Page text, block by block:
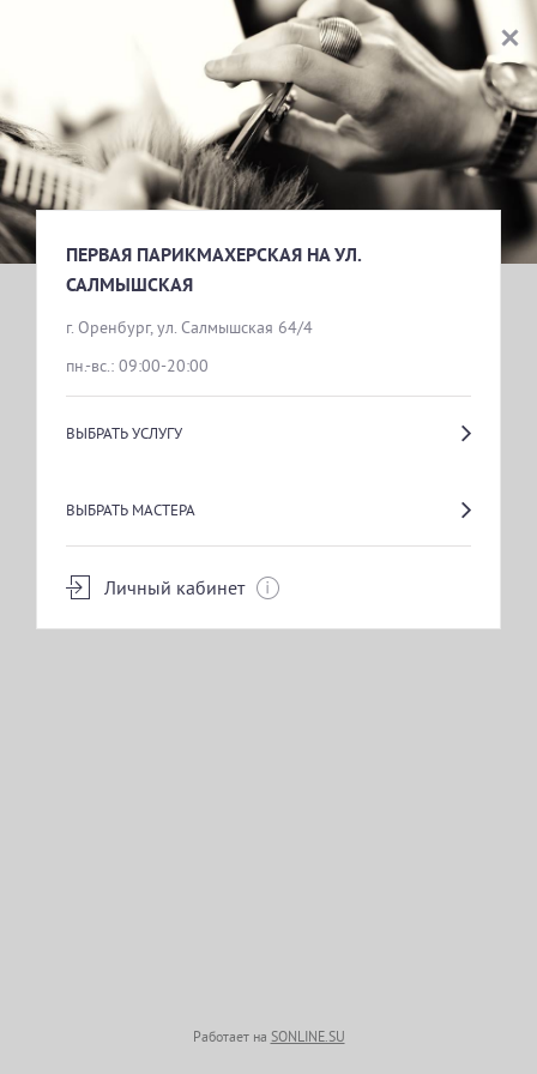
ПЕРВАЯ ПАРИКМАХЕРСКАЯ НА УЛ.
САЛМЫШСКАЯ
г. Оренбург, ул. Салмышская 64/4
пн.-вс.: 09:00-20:00
ВЫБРАТЬ УСЛУГУ
ВЫБРАТЬ МАСТЕРА
Личный кабинет
Работает на SONLINE.SU
ПЕРВАЯ ПАРИКМАХЕРСКАЯ НА УЛ. САЛМЫШСКАЯ
ВЫБОР УСЛУГИ
ОНЛАЙН ЗАПИСЬ